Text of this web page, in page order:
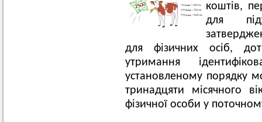
коштів,
для
для фізичних осіб,
утримання
установленому порядку
тринадцяти місячного
фізичної особи у